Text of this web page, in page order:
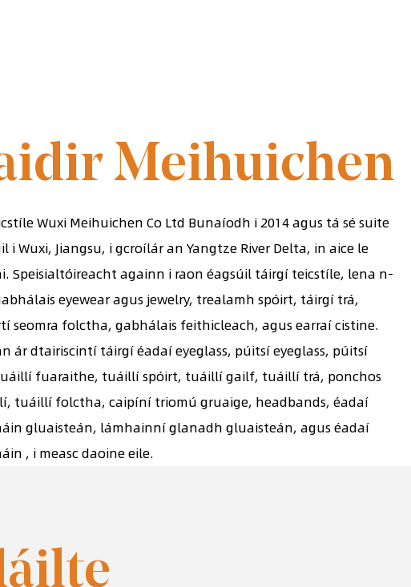
Meihuichen
Wuxi Meihuichen Co Ltd Bunaíodh i 2014 agus tá sé suite
i Wuxi, Jiangsu, i gcroílár an Yangtze River Delta, in aice le
Speisialtóireacht againn i raon éagsúil táirgí teicstíle, lena n-
eyewear agus jewelry, trealamh spóirt, táirgí trá,
seomra folctha, gabhálais feithicleach, agus earraí cistine.
ár dtairiscintí táirgí éadaí eyeglass, púitsí eyeglass, púitsí
fuaraithe, tuáillí spóirt, tuáillí gailf, tuáillí trá, ponchos
tuáillí folctha, caipíní triomú gruaige, headbands, éadaí
gluaisteán, lámhainní glanadh gluaisteán, agus éadaí
, i measc daoine eile.